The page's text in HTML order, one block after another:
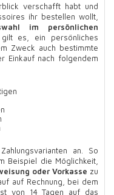
verschafft habt und
ihr bestellen wollt,
im persönlichen
es, ein persönliches
Zweck auch bestimmte
Einkauf nach folgendem
an. So
Beispiel die Möglichkeit,
oder Vorkasse zu
auf Rechnung, bei dem
von 14 Tagen auf das